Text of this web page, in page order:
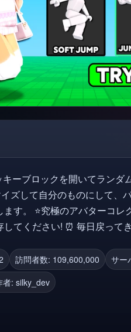
キーブロックを開いてランダ
ズして自分のものにして、
す。 ⭐究極のアバターコレ
てください! ⏰ 毎日戻って
発見するものは無限にあります。
ベントリですぐに利用可能
てください! タグ: アバター, 衣装, カタ
, アバタークリエイター, アバ
ダー, 無料アイテム, 無料のア
訪問者数: 109,600,000
サー
者: silky_dev